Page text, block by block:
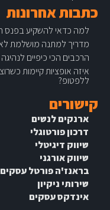
כתבות אחרונות
למה כדאי להשקיע בפנס
מדריך למתנה מושלמת
הרכבים הכי כיפיים
איזה אופציות קיימות
ללפטופ?
קישורים
ארנקים לנשים
דרכון פורטוגלי
שיווק דיגיטלי
שיווק אורגני
בראנז'ה פורטל עסקים
שירותי ניקיון
אינדקס עסקים